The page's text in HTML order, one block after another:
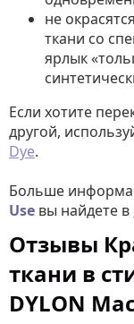
не
ткани со
ярлык
Если хотите
другой,
Dye.
Больше
Use вы найдете в
Отзывы
ткани в
DYLON